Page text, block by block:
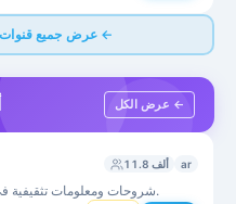
عرض جميع قنوات الاستثمار على تيليغرام ←
عرض الكل ←
11.8 ألف ar
شروحات ومعلومات تثقيفية في صيانة السيارات بأسلوب عملي وواضح.